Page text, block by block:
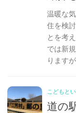
温暖な
住を検
とを考
では新
ります
こどもと
道の